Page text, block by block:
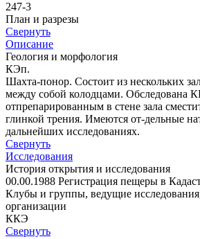
247-3
План и разрезы
Свернуть
Описание
Геология и морфология
КЭп.
Шахта-понор. Состоит из нескольких
между собой колодцами. Обследована
отпрепарированным в стене зала
глинкой трения. Имеются от-дельные
дальнейших исследованиях.
Свернуть
Исследования
История открытия и исследования
00.00.1988 Регистрация пещеры в
Клубы и группы, ведущие
организации
ККЭ
Свернуть